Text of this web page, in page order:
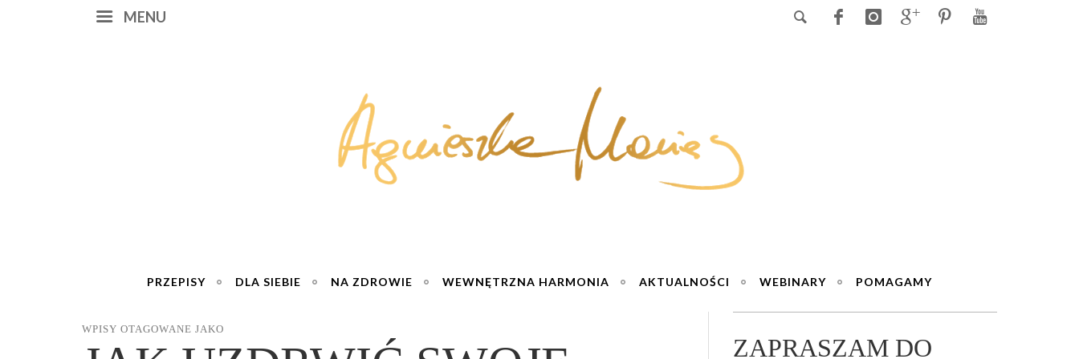
MENU
PRZEPISY DLA SIEBIE NA ZDROWIE WEWNĘTRZNA HARMONIA AKTUALNOŚCI WEBINARY POMAGAMY
WPISY OTAGOWANE JAKO
ZAPRASZAM DO